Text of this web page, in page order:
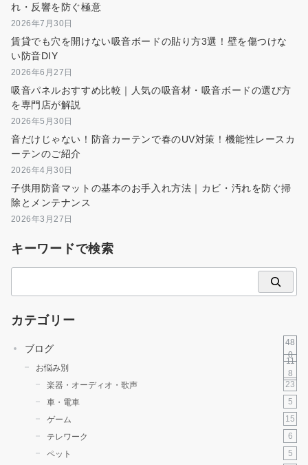
れ・反響を防ぐ極意
2026年7月30日
賃貸でも穴を開けない吸音ボードの貼り方3選！壁を傷つけな
い防音DIY
2026年6月27日
吸音パネルおすすめ比較｜人気の吸音材・吸音ボードの選び方
を専門店が解説
2026年5月30日
音だけじゃない！防音カーテンで春のUV対策！機能性レースカ
ーテンのご紹介
2026年4月30日
子供用防音マットの基本のお手入れ方法｜カビ・汚れを防ぐ掃
除とメンテナンス
2026年3月27日
キーワードで検索
カテゴリー
ブログ
48
0
お悩み別
11
8
楽器・オーディオ・歌声
23
車・電車
5
ゲーム
15
テレワーク
6
ペット
5